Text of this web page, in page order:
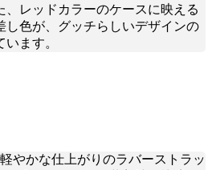
、レッドカラーのケースに映える
し色が、グッチらしいデザインの
ます。
やかな仕上がりのラバーストラッ